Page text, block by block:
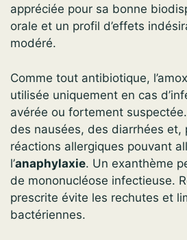
appréciée pour sa bonne
orale et un profil d’effets
modéré.
Comme tout antibiotique,
utilisée uniquement en cas
avérée ou fortement
des nausées, des diarrhées et,
réactions allergiques pouvant
l’anaphylaxie. Un exanthème
de mononucléose infectieuse.
prescrite évite les rechutes et
bactériennes.